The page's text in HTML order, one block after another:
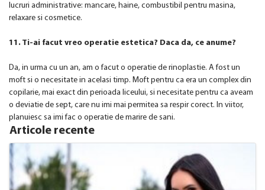
lucruri administrative: mancare, haine, combustibil pentru masina,
relaxare si cosmetice.
11. Ti-ai facut vreo operatie estetica? Daca da, ce anume?
Da, in urma cu un an, am o facut o operatie de rinoplastie. A fost un
moft si o necesitate in acelasi timp. Moft pentru ca era un complex din
copilarie, mai exact din perioada liceului, si necesitate pentru ca aveam
o deviatie de sept, care nu imi mai permitea sa respir corect. In viitor,
planuiesc sa imi fac o operatie de marire de sani.
Articole recente